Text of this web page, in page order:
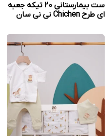
ست بیمارستانی 20 تیکه جعبه
ای طرح Chichen نی نی سان